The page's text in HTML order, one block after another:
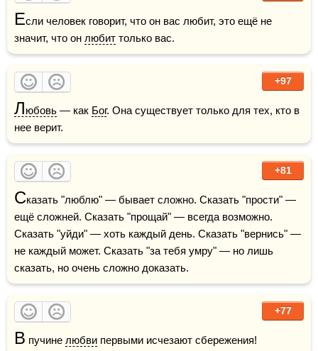
Если человек говорит, что он вас любит, это ещё не
значит, что он любит только вас.
+97
Любовь — как Бог. Она существует только для тех, кто в
нее верит.
+81
Сказать "люблю" — бывает сложно. Сказать "прости" —
ещё сложней. Сказать "прощай" — всегда возможно.
Сказать "уйди" — хоть каждый день. Сказать "вернись" —
не каждый может. Сказать "за тебя умру" — но лишь
сказать, но очень сложно доказать.
+77
В пучине любви первыми исчезают сбережения!